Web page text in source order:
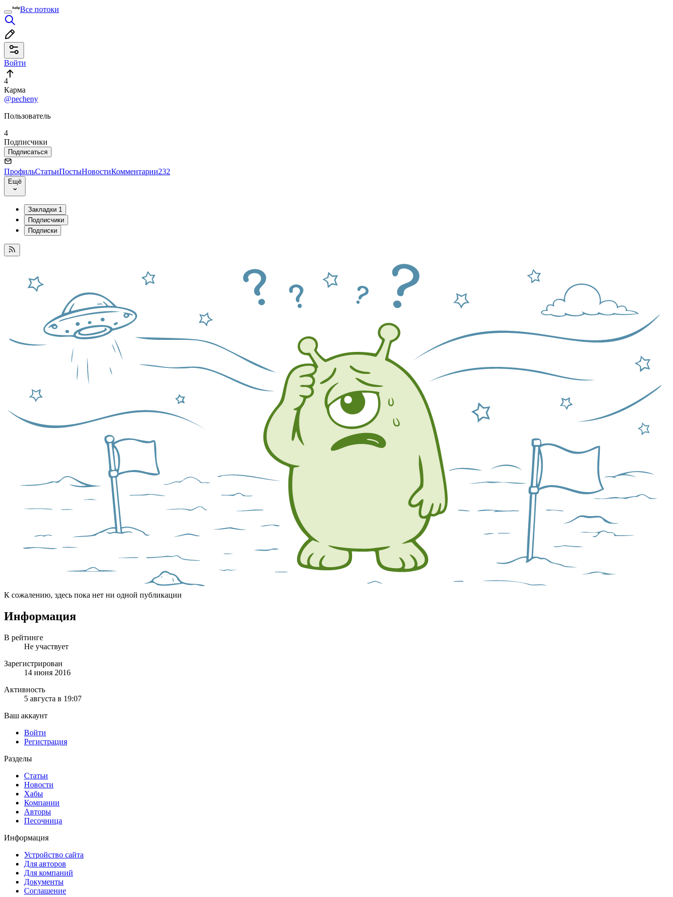
Все потоки
Войти
4
Карма
@pecheny
Пользователь
4
Подписчики
Подписаться
ПрофильСтатьиПостыНовостиКомментарии232
Ещё
Закладки 1
Подписчики
Подписки
К сожалению, здесь пока нет ни одной публикации
Информация
В рейтинге
Не участвует
Зарегистрирован
14 июня 2016
Активность
5 августа в 19:07
Ваш аккаунт
Войти
Регистрация
Разделы
Статьи
Новости
Хабы
Компании
Авторы
Песочница
Информация
Устройство сайта
Для авторов
Для компаний
Документы
Соглашение